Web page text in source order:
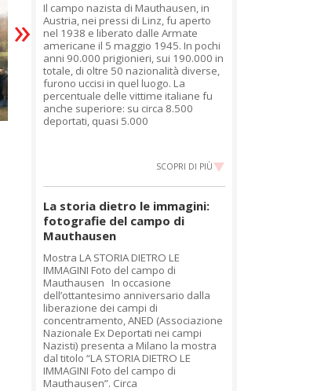
»
Il campo nazista di Mauthausen, in
Austria, nei pressi di Linz, fu aperto
nel 1938 e liberato dalle Armate
americane il 5 maggio 1945. In pochi
anni 90.000 prigionieri, sui 190.000 in
totale, di oltre 50 nazionalità diverse,
furono uccisi in quel luogo. La
percentuale delle vittime italiane fu
anche superiore: su circa 8.500
deportati, quasi 5.000
SCOPRI DI PIÙ
La storia dietro le immagini:
fotografie del campo di
Mauthausen
Mostra LA STORIA DIETRO LE
IMMAGINI Foto del campo di
Mauthausen In occasione
dell’ottantesimo anniversario dalla
liberazione dei campi di
concentramento, ANED (Associazione
Nazionale Ex Deportati nei campi
Nazisti) presenta a Milano la mostra
dal titolo “LA STORIA DIETRO LE
IMMAGINI Foto del campo di
Mauthausen”. Circa